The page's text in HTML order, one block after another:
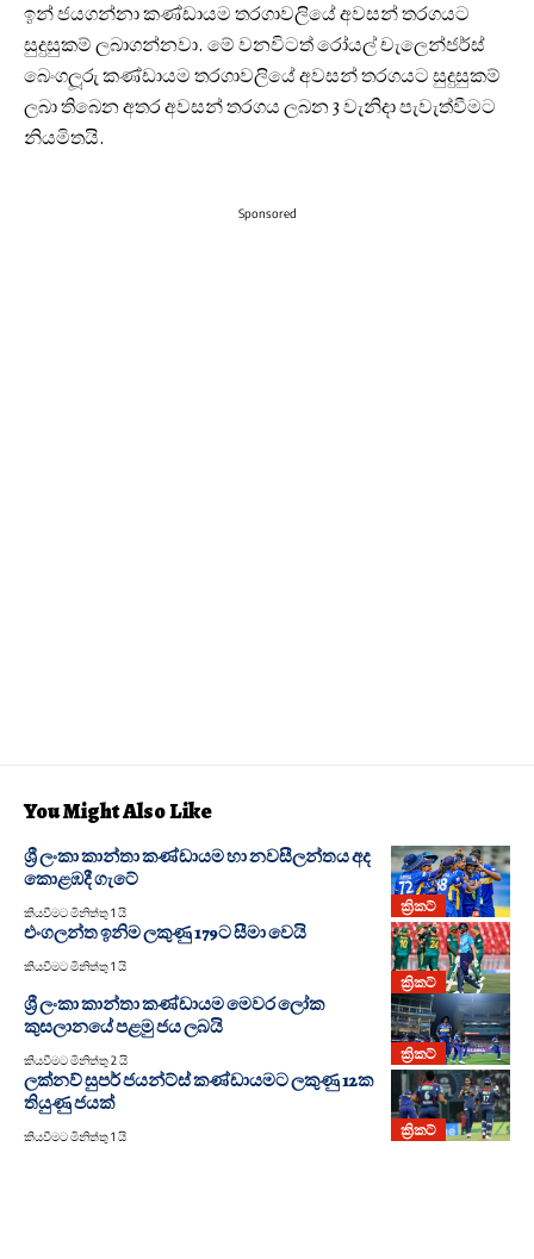
ඉන් ජයගන්නා කණ්ඩායම තරගාවලියේ අවසන් තරගයට
සුදුසුකම් ලබාගන්නවා. මේ වනවිටත් රෝයල් චැලෙන්ජර්ස්
බෙංගලූරු කණ්ඩායම තරගාවලියේ අවසන් තරගයට සුදුසුකම්
ලබා තිබෙන අතර අවසන් තරගය ලබන 3 වැනිදා පැවැත්වීමට
නියමිතයි.
Sponsored
You Might Also Like
ක්‍රිකට්
ශ්‍රී ලංකා කාන්තා කණ්ඩායම හා නවසීලන්තය අද
කොළඹදී ගැටේ
කියවීමට මිනිත්තු 1 යි
ක්‍රිකට්
එංගලන්ත ඉනිම ලකුණු 179ට සීමා වෙයි
කියවීමට මිනිත්තු 1 යි
ක්‍රිකට්
ශ්‍රී ලංකා කාන්තා කණ්ඩායම මෙවර ලෝක
කුසලානයේ පළමු ජය ලබයි
කියවීමට මිනිත්තු 2 යි
ක්‍රිකට්
ලක්නව් සුපර් ජයන්ට්ස් කණ්ඩායමට ලකුණු 12ක
තියුණු ජයක්
කියවීමට මිනිත්තු 1 යි